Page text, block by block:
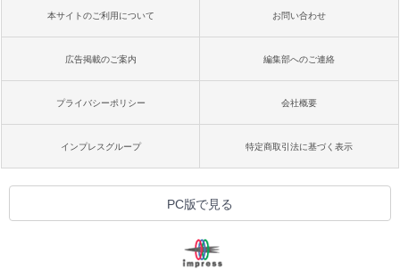
本サイトのご利用について お問い合わせ
広告掲載のご案内 編集部へのご連絡
プライバシーポリシー 会社概要
インプレスグループ 特定商取引法に基づく表示
PC版で見る